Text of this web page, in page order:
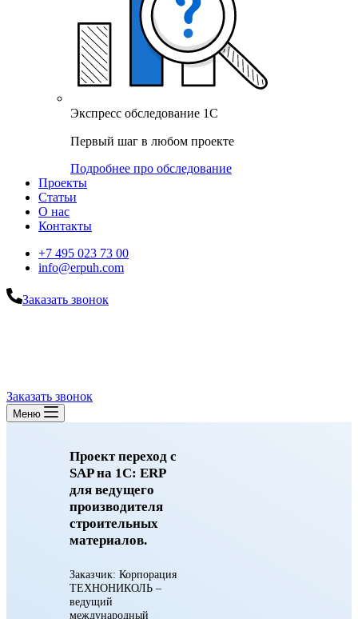
Экспресс обследование 1С
Первый шаг в любом проекте
Подробнее про обследование
Проекты
Статьи
О нас
Контакты
+7 495 023 73 00
info@erpuh.com
Заказать звонок
Заказать звонок
Меню
Проект переход с
SAP на 1С: ERP
для ведущего
производителя
строительных
материалов.
Заказчик: Корпорация
ТЕХНОНИКОЛЬ –
ведущий
международный